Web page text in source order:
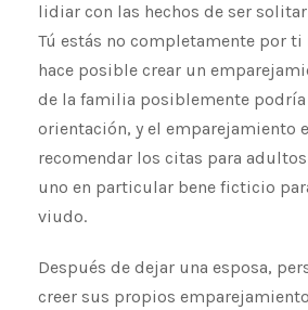
lidiar con las hechos de ser
Tú estás no completamente por
hace posible crear un
de la familia posiblemente podría
orientación, y el emparejamiento
recomendar los citas para
uno en particular bene ficticio
viudo.
Después de dejar una esposa,
creer sus propios